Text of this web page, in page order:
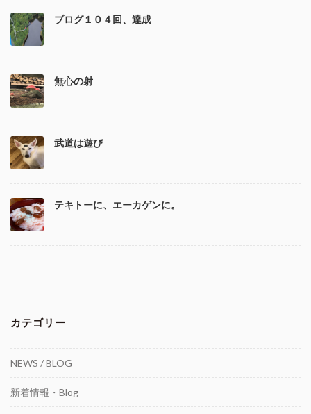
ブログ１０４回、達成
無心の射
武道は遊び
テキトーに、エーカゲンに。
カテゴリー
NEWS / BLOG
新着情報・Blog